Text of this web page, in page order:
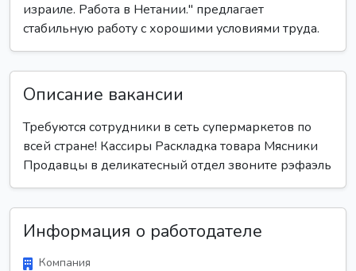
израиле. Работа в Нетании." предлагает
стабильную работу с хорошими условиями труда.
Описание вакансии
Требуются сотрудники в сеть супермаркетов по
всей стране! Кассиры Раскладка товара Мясники
Продавцы в деликатесный отдел звоните рэфаэль
Информация о работодателе
Компания